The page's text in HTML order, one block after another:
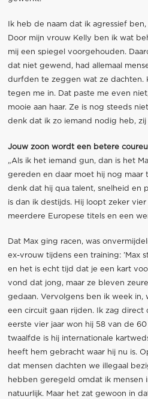
Ik heb de naam dat ik agressief
Door mijn vrouw Kelly ben ik wat
mij een spiegel voorgehouden.
dat niet gewend, had allemaal
durfden te zeggen wat ze dachten.
tegen me in. Dat paste me even
mooie aan haar. Ze is nog steeds
denk dat ik zo iemand nodig heb, zij
Jouw zoon wordt een betere
„Als ik het iemand gun, dan is het
gereden en daar moet hij nog maar
denk dat hij qua talent, snelheid en
is dan ik destijds. Hij loopt zeker
meerdere Europese titels en een
Dat Max ging racen, was
ex-vrouw tijdens een training: ’Max
en het is echt tijd dat je een kart
vond dat jong, maar ze bleven
gedaan. Vervolgens ben ik week in,
een circuit gaan rijden. Ik zag direct
eerste vier jaar won hij 58 van de
twaalfde is hij internationale
heeft hem gebracht waar hij nu is.
dat mensen dachten we illegaal
hebben geregeld omdat ik mensen
natuurlijk. Maar het zat gewoon in